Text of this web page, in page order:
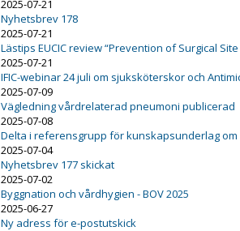
2025-07-21
Nyhetsbrev 178
2025-07-21
Lästips EUCIC review “Prevention of Surgical
2025-07-21
IFIC-webinar 24 juli om sjuksköterskor och
2025-07-09
Vägledning vårdrelaterad pneumoni publicerad
2025-07-08
Delta i referensgrupp för kunskapsunderlag
2025-07-04
Nyhetsbrev 177 skickat
2025-07-02
Byggnation och vårdhygien - BOV 2025
2025-06-27
Ny adress för e-postutskick